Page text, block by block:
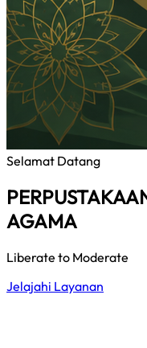
Selamat Datang
AGAMA
Liberate to Moderate
Jelajahi Layanan